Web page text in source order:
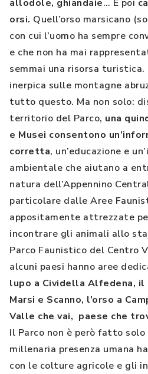
allodole, ghiandaie… E poi
orsi. Quell’orso marsicano
con cui l’uomo ha sempre
e che non ha mai
semmai una risorsa
inerpica sulle montagne
tutto questo. Ma non solo:
territorio del Parco, una
e Musei consentono
corretta, un’educazione e
ambientale che aiutano a
natura dell’Appennino
particolare dalle Aree
appositamente attrezzate
incontrare gli animali allo
Parco Faunistico del Centro
alcuni paesi hanno aree
lupo a Cividella Alfedena, il
Marsi e Scanno, l’orso a
Valle che vai, paese che
Il Parco non è però fatto
millenaria presenza umana
con le colture agricole e gli